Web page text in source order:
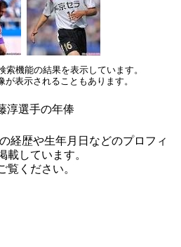
機能の結果を表示しています。
が表示されることもあります。
経歴や生年月日などのプロフィ
載しています。
覧ください。